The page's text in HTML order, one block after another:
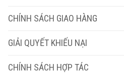
CHÍNH SÁCH GIAO HÀNG
GIẢI QUYẾT KHIẾU NẠI
CHÍNH SÁCH HỢP TÁC